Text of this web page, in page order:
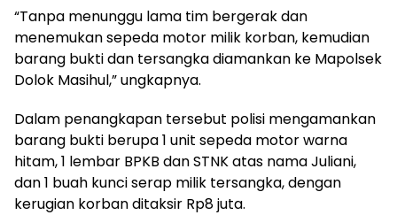
“Tanpa menunggu lama tim bergerak dan
menemukan sepeda motor milik korban, kemudian
barang bukti dan tersangka diamankan ke Mapolsek
Dolok Masihul,” ungkapnya.
Dalam penangkapan tersebut polisi mengamankan
barang bukti berupa 1 unit sepeda motor warna
hitam, 1 lembar BPKB dan STNK atas nama Juliani,
dan 1 buah kunci serap milik tersangka, dengan
kerugian korban ditaksir Rp8 juta.